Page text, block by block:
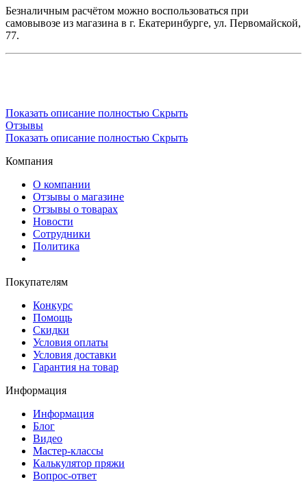
Безналичным расчётом можно воспользоваться при
самовывозе из магазина в г. Екатеринбурге, ул. Первомайской,
77.
Показать описание полностью Скрыть
Отзывы
Показать описание полностью Скрыть
Компания
О компании
Отзывы о магазине
Отзывы о товарах
Новости
Сотрудники
Политика
Покупателям
Конкурс
Помощь
Скидки
Условия оплаты
Условия доставки
Гарантия на товар
Информация
Информация
Блог
Видео
Мастер-классы
Калькулятор пряжи
Вопрос-ответ